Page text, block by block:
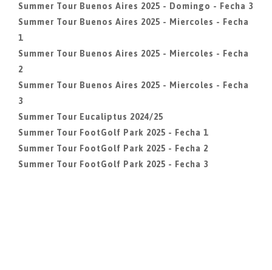
Summer Tour Buenos Aires 2025 - Domingo - Fecha 3
Summer Tour Buenos Aires 2025 - Miercoles - Fecha
1
Summer Tour Buenos Aires 2025 - Miercoles - Fecha
2
Summer Tour Buenos Aires 2025 - Miercoles - Fecha
3
Summer Tour Eucaliptus 2024/25
Summer Tour FootGolf Park 2025 - Fecha 1
Summer Tour FootGolf Park 2025 - Fecha 2
Summer Tour FootGolf Park 2025 - Fecha 3